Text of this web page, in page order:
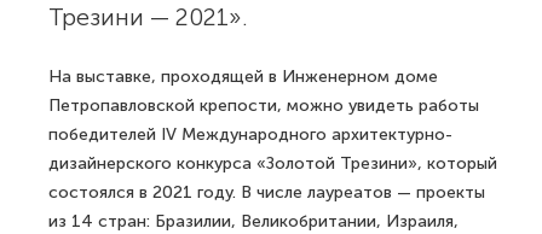
Трезини — 2021».
На выставке, проходящей в Инженерном доме
Петропавловской крепости, можно увидеть работы
победителей IV Международного архитектурно-
дизайнерского конкурса «Золотой Трезини», который
состоялся в 2021 году. В числе лауреатов — проекты
из 14 стран: Бразилии, Великобритании, Израиля,